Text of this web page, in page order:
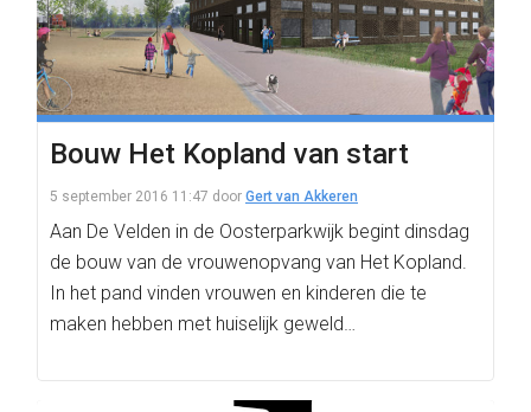
Bouw Het Kopland van start
5 september 2016 11:47 door Gert van Akkeren
Aan De Velden in de Oosterparkwijk begint dinsdag
de bouw van de vrouwenopvang van Het Kopland.
In het pand vinden vrouwen en kinderen die te
maken hebben met huiselijk geweld…